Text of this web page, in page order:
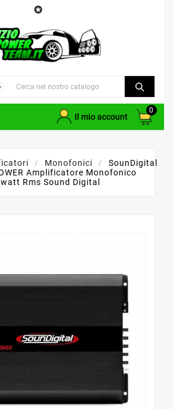

Il mio account
0
Monofonici
SounDigital
Amplificatore Monofonico
Rms Sound Digital